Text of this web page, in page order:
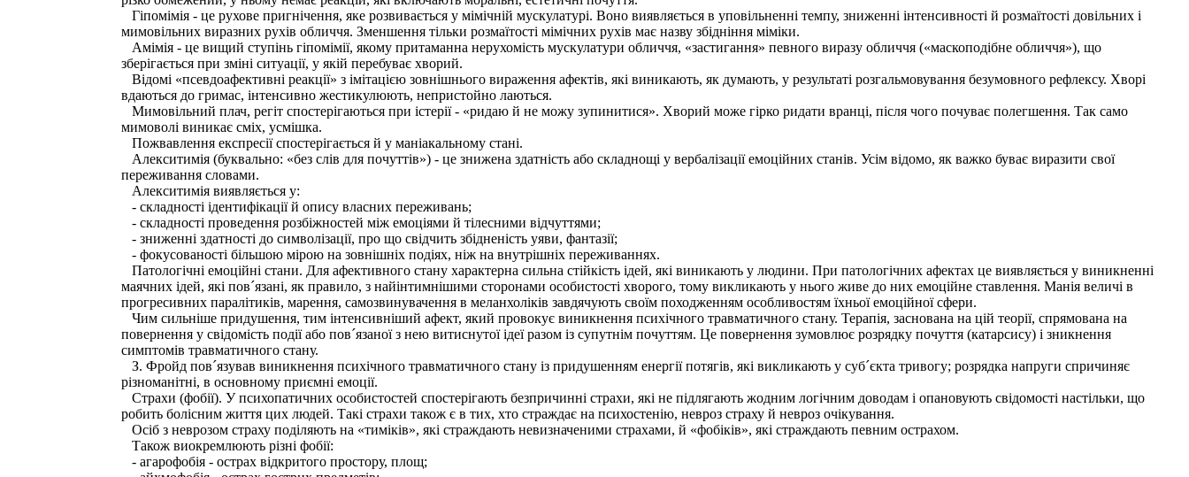
Гіпомімія - це рухове пригнічення, яке розвивається у мімічній мускулатурі. Воно виявляється в уповільненні темпу, зниженні інтенсивності й розмаїтості довільних і
мимовільних виразних рухів обличчя. Зменшення тільки розмаїтості мімічних рухів має назву збідніння міміки.
Амімія - це вищий ступінь гіпомімії, якому притаманна нерухомість мускулатури обличчя, «застигання» певного виразу обличчя («маскоподібне обличчя»), що
зберігається при зміні ситуації, у якій перебуває хворий.
Відомі «псевдоафективні реакції» з імітацією зовнішнього вираження афектів, які виникають, як думають, у результаті розгальмовування безумовного рефлексу. Хворі
вдаються до гримас, інтенсивно жестикулюють, непристойно лаються.
Мимовільний плач, регіт спостерігаються при істерії - «ридаю й не можу зупинитися». Хворий може гірко ридати вранці, після чого почуває полегшення. Так само
мимоволі виникає сміх, усмішка.
Пожвавлення експресії спостерігається й у маніакальному стані.
Алекситимія (буквально: «без слів для почуттів») - це знижена здатність або складнощі у вербалізації емоційних станів. Усім відомо, як важко буває виразити свої
переживання словами.
Алекситимія виявляється у:
- складності ідентифікації й опису власних переживань;
- складності проведення розбіжностей між емоціями й тілесними відчуттями;
- зниженні здатності до символізації, про що свідчить збідненість уяви, фантазії;
- фокусованості більшою мірою на зовнішніх подіях, ніж на внутрішніх переживаннях.
Патологічні емоційні стани. Для афективного стану характерна сильна стійкість ідей, які виникають у людини. При патологічних афектах це виявляється у виникненні
маячних ідей, які пов´язані, як правило, з найінтимнішими сторонами особистості хворого, тому викликають у нього живе до них емоційне ставлення. Манія величі в
прогресивних паралітиків, марення, самозвинувачення в меланхоліків завдячують своїм походженням особливостям їхньої емоційної сфери.
Чим сильніше придушення, тим інтенсивніший афект, який провокує виникнення психічного травматичного стану. Терапія, заснована на цій теорії, спрямована на
повернення у свідомість події або пов´язаної з нею витиснутої ідеї разом із супутнім почуттям. Це повернення зумовлює розрядку почуття (катарсису) і зникнення
симптомів травматичного стану.
З. Фройд пов´язував виникнення психічного травматичного стану із придушенням енергії потягів, які викликають у суб´єкта тривогу; розрядка напруги спричиняє
різноманітні, в основному приємні емоції.
Страхи (фобії). У психопатичних особистостей спостерігають безпричинні страхи, які не підлягають жодним логічним доводам і опановують свідомості настільки, що
робить болісним життя цих людей. Такі страхи також є в тих, хто страждає на психостенію, невроз страху й невроз очікування.
Осіб з неврозом страху поділяють на «тиміків», які страждають невизначеними страхами, й «фобіків», які страждають певним острахом.
Також виокремлюють різні фобії:
- агарофобія - острах відкритого простору, площ;